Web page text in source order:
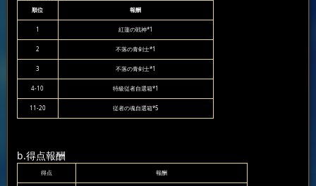
順位 報酬
1 紅蓮の戦神*1
2 不落の青剣士*1
3 不落の青剣士*1
4-10 特級従者自選箱*1
11-20 従者の魂自選箱*5
b.得点報酬
得点 報酬